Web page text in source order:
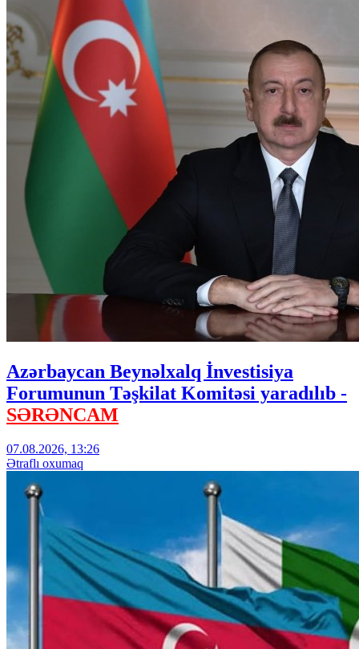
Azərbaycan Beynəlxalq İnvestisiya
Forumunun Təşkilat Komitəsi yaradılıb -
SƏRƏNCAM
07.08.2026, 13:26
Ətraflı oxumaq